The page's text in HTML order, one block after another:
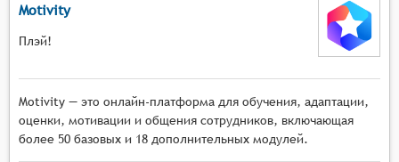
Motivity
Плэй!
Motivity — это онлайн-платформа для обучения, адаптации,
оценки, мотивации и общения сотрудников, включающая
более 50 базовых и 18 дополнительных модулей.